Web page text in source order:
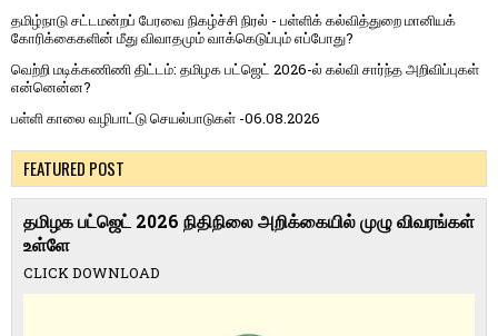
தமிழ்நாடு சட்டமன்றப் பேரவை நிகழ்ச்சி நிரல் - பள்ளிக் கல்வித்துறை மானியக்
கோரிக்கைகளின் மீது விவாதமும் வாக்கெடுப்பும் எப்போது?
வெற்றி மடிக்கணிணி திட்டம்: தமிழக பட்ஜெட் 2026-ல் கல்வி சார்ந்த அறிவிப்புகள்
என்னென்ன?
பள்ளி காலை வழிபாட்டு செயல்பாடுகள் -06.08.2026
FEATURED POST
தமிழக பட்ஜெட் 2026 நிதிநிலை அறிக்கையில் முழு விவரங்கள்
உள்ளே
CLICK DOWNLOAD